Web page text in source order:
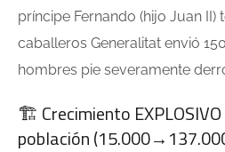
príncipe Fernando (hijo Juan II)
caballeros Generalitat envió
hombres pie severamente
🏗️ Crecimiento
población